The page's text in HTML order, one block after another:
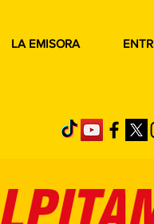
LA EMISORA